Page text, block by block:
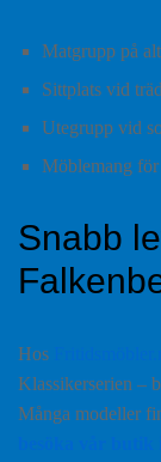
Matgrupp på
Sittplats vid
Utegrupp vid
Möblemang
Snabb
Hos
Klassikerserien –
Många modeller